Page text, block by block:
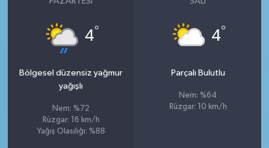
4°
Bölgesel düzensiz yağmur
yağışlı
Nem: %72
Rüzgar: 16 km/h
Yağış Olasılığı: %88
4°
Parçalı Bulutlu
Nem: %64
Rüzgar: 10 km/h